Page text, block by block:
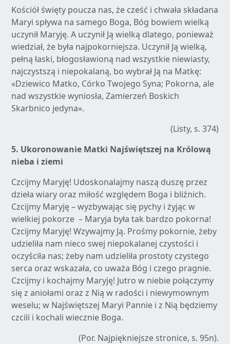
Kościół święty poucza nas, że cześć i chwała składana
Maryi spływa na samego Boga, Bóg bowiem wielką
uczynił Maryję. A uczynił Ją wielką dlatego, ponieważ
wiedział, że była najpokorniejsza. Uczynił Ją wielką,
pełną łaski, błogosławioną nad wszystkie niewiasty,
najczystszą i niepokalaną, bo wybrał Ją na Matkę:
«Dziewico Matko, Córko Twojego Syna; Pokorna, ale
nad wszystkie wyniosła, Zamierzeń Boskich
Skarbnico jedyna».
(Listy, s. 374)
5. Ukoronowanie Matki Najświętszej na Królową
nieba i ziemi
Czcijmy Maryję! Udoskonalajmy naszą duszę przez
dzieła wiary oraz miłość względem Boga i bliźnich.
Czcijmy Maryję – wyzbywając się pychy i żyjąc w
wielkiej pokorze – Maryja była tak bardzo pokorna!
Czcijmy Maryję! Wzywajmy Ją. Prośmy pokornie, żeby
udzieliła nam nieco swej niepokalanej czystości i
oczyściła nas; żeby nam udzieliła prostoty czystego
serca oraz wskazała, co uważa Bóg i czego pragnie.
Czcijmy i kochajmy Maryję! Jutro w niebie połączymy
się z aniołami oraz z Nią w radości i niewymownym
weselu; w Najświętszej Maryi Pannie i z Nią będziemy
czcili i kochali wiecznie Boga.
(Por. Najpiękniejsze stronice, s. 95n).